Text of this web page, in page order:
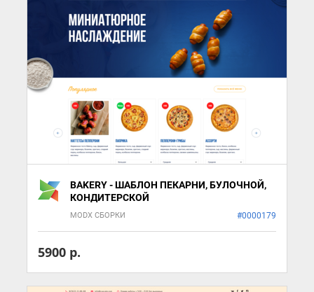
BAKERY - ШАБЛОН ПЕКАРНИ, БУЛОЧНОЙ,
КОНДИТЕРСКОЙ
MODX СБОРКИ #0000179
5900 р.